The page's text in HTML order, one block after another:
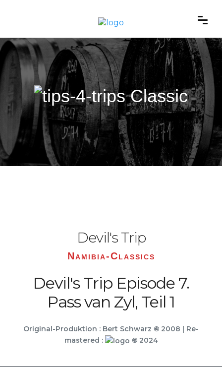
Devil's Trip
Namibia-Classics
Devil's Trip Episode 7.
Pass van Zyl, Teil 1
Original-Produktion : Bert Schwarz © 2008 | Re-
mastered :
©2024